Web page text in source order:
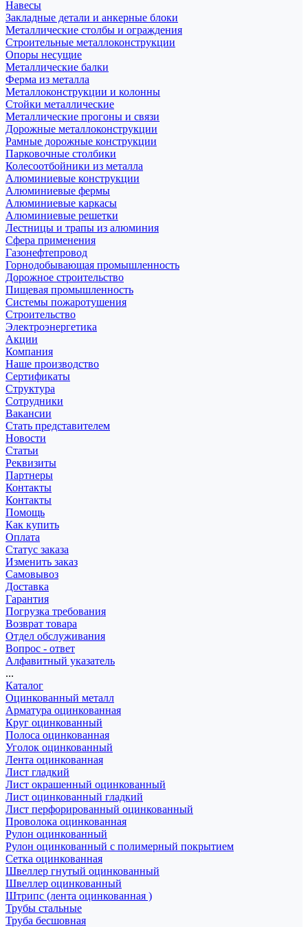
Навесы
Закладные детали и анкерные блоки
Металлические столбы и ограждения
Строительные металлоконструкции
Опоры несущие
Металлические балки
Ферма из металла
Металлоконструкции и колонны
Стойки металлические
Металлические прогоны и связи
Дорожные металлоконструкции
Рамные дорожные конструкции
Парковочные столбики
Колесоотбойники из металла
Алюминиевые конструкции
Алюминиевые фермы
Алюминиевые каркасы
Алюминиевые решетки
Лестницы и трапы из алюминия
Сфера применения
Газонефтепровод
Горнодобывающая промышленность
Дорожное строительство
Пищевая промышленность
Системы пожаротушения
Строительство
Электроэнергетика
Акции
Компания
Наше производство
Сертификаты
Структура
Сотрудники
Вакансии
Стать представителем
Новости
Статьи
Реквизиты
Партнеры
Контакты
Контакты
Помощь
Как купить
Оплата
Статус заказа
Изменить заказ
Самовывоз
Доставка
Гарантия
Погрузка требования
Возврат товара
Отдел обслуживания
Вопрос - ответ
Алфавитный указатель
...
Каталог
Оцинкованный металл
Арматура оцинкованная
Круг оцинкованный
Полоса оцинкованная
Уголок оцинкованный
Лента оцинкованная
Лист гладкий
Лист окрашенный оцинкованный
Лист оцинкованный гладкий
Лист перфорированный оцинкованный
Проволока оцинкованная
Рулон оцинкованный
Рулон оцинкованный с полимерный покрытием
Сетка оцинкованная
Швеллер гнутый оцинкованный
Швеллер оцинкованный
Штрипс (лента оцинкованная )
Трубы стальные
Труба бесшовная